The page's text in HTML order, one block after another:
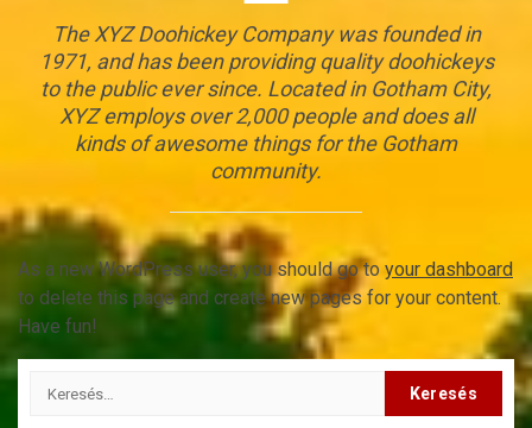
The XYZ Doohickey Company was founded in
1971, and has been providing quality doohickeys
to the public ever since. Located in Gotham City,
XYZ employs over 2,000 people and does all
kinds of awesome things for the Gotham
community.
As a new WordPress user, you should go to your dashboard
to delete this page and create new pages for your content.
Have fun!
Keresés: